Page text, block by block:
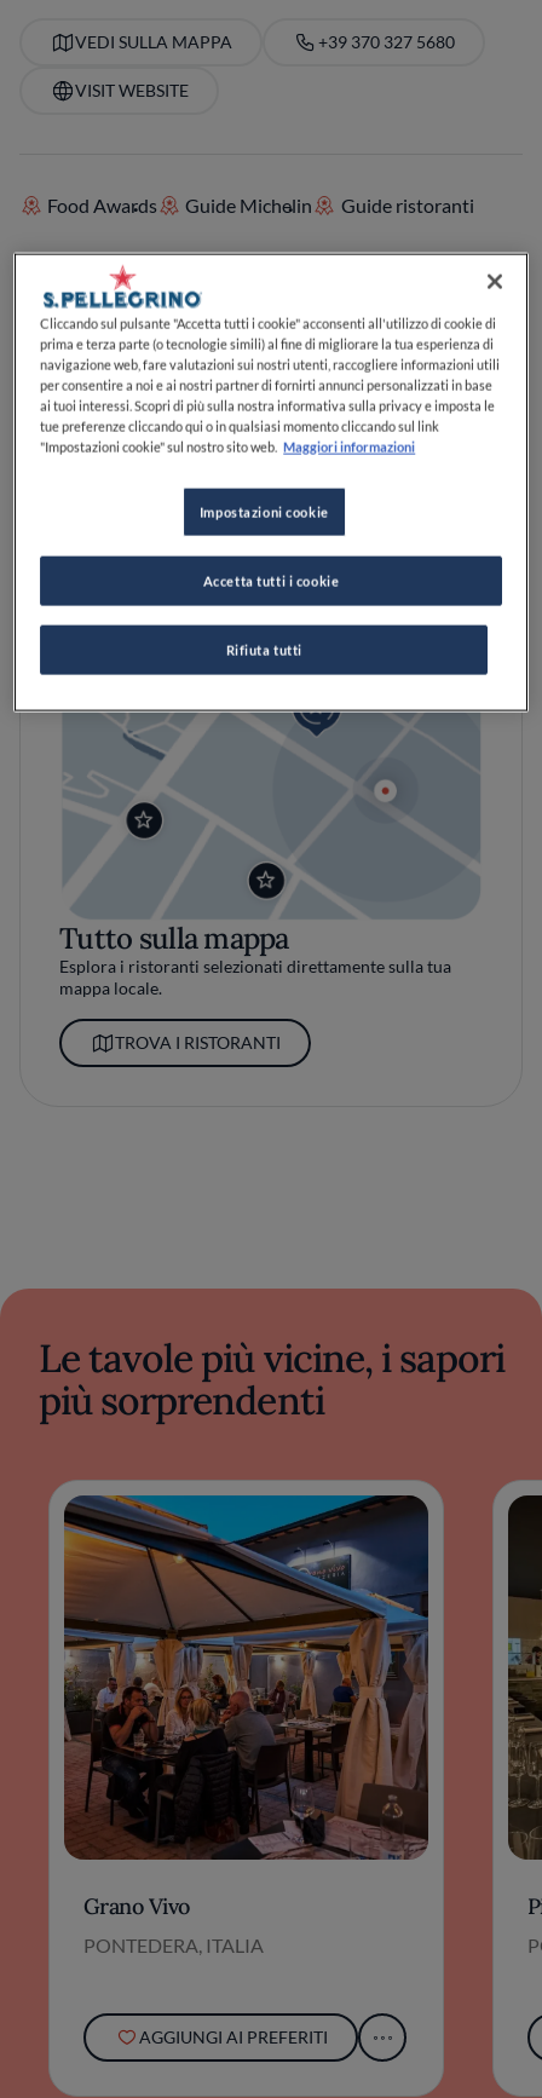
VEDI SULLA MAPPA +39 370 327 5680
VISIT WEBSITE
Food Awards Guide Michelin Guide ristoranti
SERVIZI
Per bambini
Cocktail
Specializzato in caffè
Perfetto per il pranzo
Perfetto per la cena
Carta dei vini
Posti a sedere all'aperto
Adatto ai bambini o alle famiglie
Tutto sulla mappa
Esplora i ristoranti selezionati direttamente sulla tua
mappa locale.
TROVA I RISTORANTI
Le tavole più vicine, i sapori
più sorprendenti
Grano Vivo
PONTEDERA, ITALIA
AGGIUNGI AI PREFERITI
Cliccando sul pulsante "Accetta tutti i cookie" acconsenti all'utilizzo di cookie di
prima e terza parte (o tecnologie simili) al fine di migliorare la tua esperienza di
navigazione web, fare valutazioni sui nostri utenti, raccogliere informazioni utili
per consentire a noi e ai nostri partner di fornirti annunci personalizzati in base
ai tuoi interessi. Scopri di più sulla nostra informativa sulla privacy e imposta le
tue preferenze cliccando qui o in qualsiasi momento cliccando sul link
"Impostazioni cookie" sul nostro sito web. Maggiori informazioni
Impostazioni cookie
Rifiuta tutti
Accetta tutti i cookie